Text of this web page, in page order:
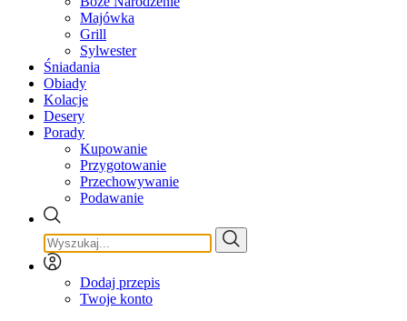
Majówka
Grill
Sylwester
Śniadania
Obiady
Kolacje
Desery
Porady
Kupowanie
Przygotowanie
Przechowywanie
Podawanie
Dodaj przepis
Twoje konto